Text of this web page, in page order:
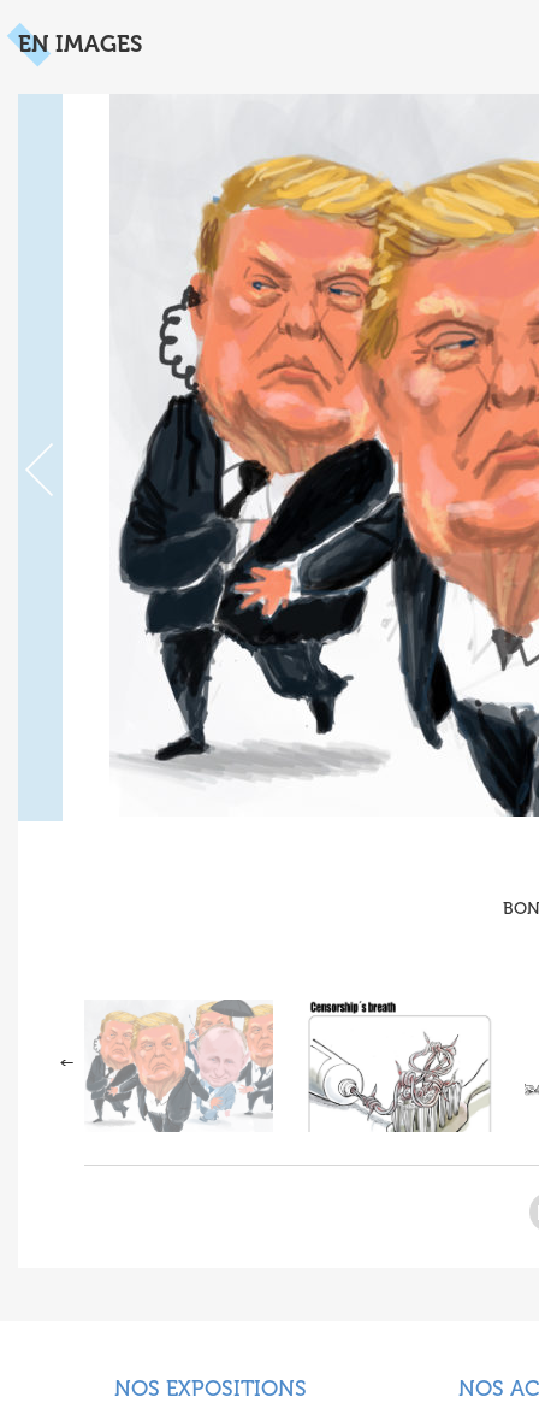
EN IMAGES
NOS EXPOSITIONS NOS